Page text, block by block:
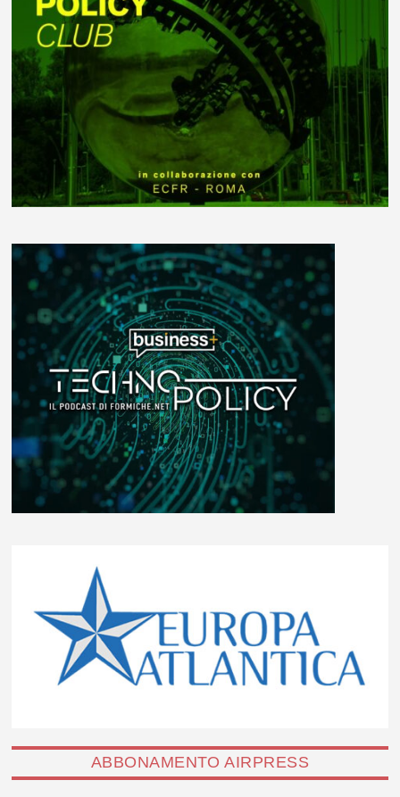
ABBONAMENTO AIRPRESS